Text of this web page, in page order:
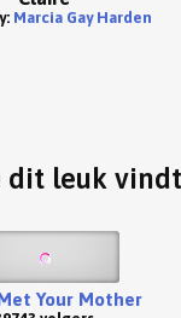
Marcia Gay Harden
dit leuk
Your Mother